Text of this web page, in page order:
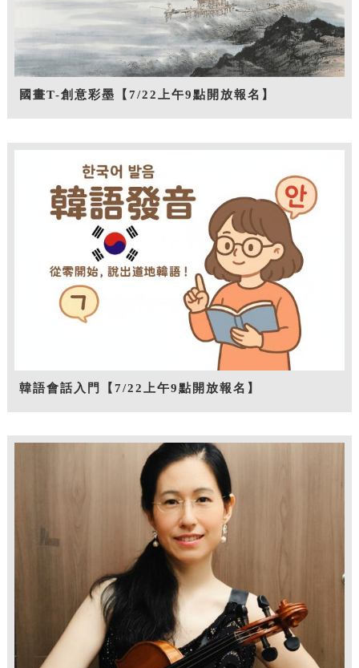
國畫T-創意彩墨【7/22上午9點開放報名】
韓語會話入門【7/22上午9點開放報名】